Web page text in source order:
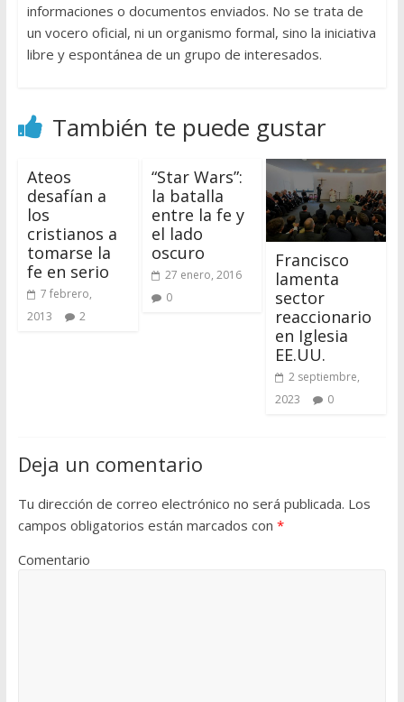
informaciones o documentos enviados. No se trata de
un vocero oficial, ni un organismo formal, sino la iniciativa
libre y espontánea de un grupo de interesados.
También te puede gustar
Ateos
desafían a
los
cristianos a
tomarse la
fe en serio
7 febrero,
2013
2
“Star Wars”:
la batalla
entre la fe y
el lado
oscuro
27 enero, 2016
0
Francisco
lamenta
sector
reaccionario
en Iglesia
EE.UU.
2 septiembre,
2023
0
Deja un comentario
Tu dirección de correo electrónico no será publicada. Los
campos obligatorios están marcados con *
Comentario